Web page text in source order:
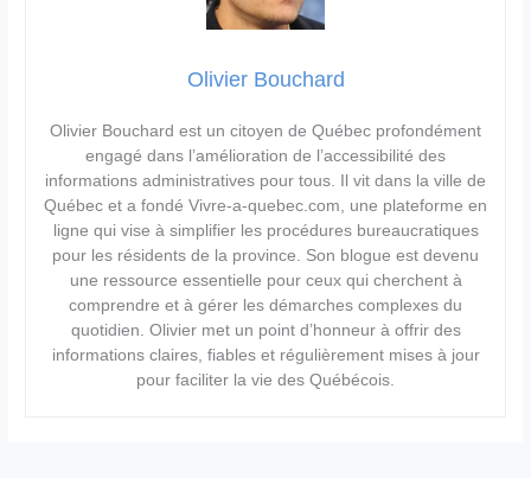
Olivier Bouchard
Olivier Bouchard est un citoyen de Québec profondément
engagé dans l’amélioration de l’accessibilité des
informations administratives pour tous. Il vit dans la ville de
Québec et a fondé Vivre-a-quebec.com, une plateforme en
ligne qui vise à simplifier les procédures bureaucratiques
pour les résidents de la province. Son blogue est devenu
une ressource essentielle pour ceux qui cherchent à
comprendre et à gérer les démarches complexes du
quotidien. Olivier met un point d’honneur à offrir des
informations claires, fiables et régulièrement mises à jour
pour faciliter la vie des Québécois.